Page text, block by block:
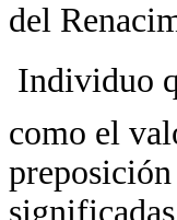
del
 Individuo
como el
preposición